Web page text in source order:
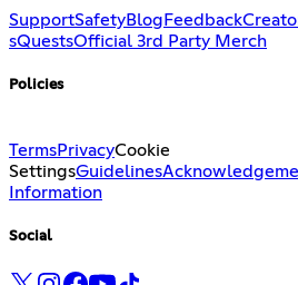
SupportSafetyBlogFeedback
sQuestsOfficial 3rd Party Merch
Policies
TermsPrivacyCookie
SettingsGuidelines
Information
Social